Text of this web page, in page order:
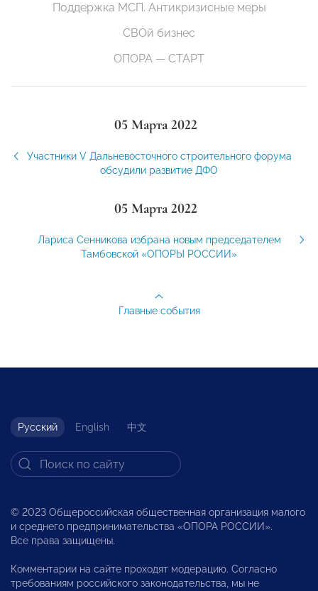
Поддержка МСП. Антикризисные меры
СВОй бизнес
ОПОРА — СТАРТ
05 Марта 2022
Участники V Дальневосточного строительного форума
обсудили развитие ДФО
05 Марта 2022
Лариса Сенникова избрана новым председателем
Тамбовской «ОПОРЫ РОССИИ»
Главные события
Русский English 中文
© 2023 Общероссийская общественная организация малого
и среднего предпринимательства «ОПОРА РОССИИ».
Все права защищены.
Комментарии на сайте проходят модерацию. Согласно
требованиям российского законодательства, мы не